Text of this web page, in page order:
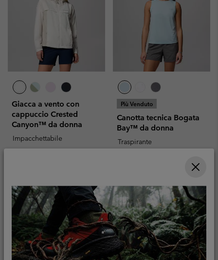
Giacca a vento con
cappuccio Crested
Canyon™ da donna
Impacchettabile
Più Venduto
Canotta tecnica Bogata
Bay™ da donna
Traspirante